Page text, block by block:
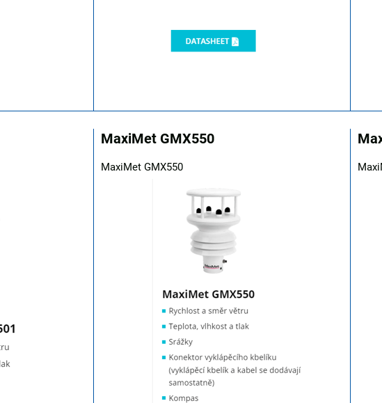
MaxiMet GMX550
MaxiMet GMX550